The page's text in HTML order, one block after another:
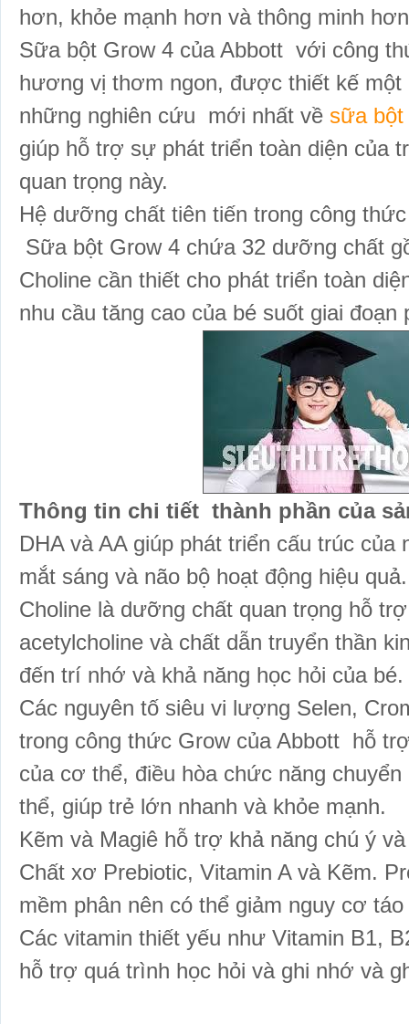
hơn, khỏe mạnh hơn và thông minh
Sữa bột Grow 4 của Abbott với công
hương vị thơm ngon, được thiết kế một
những nghiên cứu mới nhất về sữa bột
giúp hỗ trợ sự phát triển toàn diện của
quan trọng này.
Hệ dưỡng chất tiên tiến trong công
Sữa bột Grow 4 chứa 32 dưỡng chất
Choline cần thiết cho phát triển toàn
nhu cầu tăng cao của bé suốt giai đoạn
Thông tin chi tiết thành phần của
DHA và AA giúp phát triển cấu trúc của
mắt sáng và não bộ hoạt động hiệu quả.
Choline là dưỡng chất quan trọng hỗ
acetylcholine và chất dẫn truyển thần
đến trí nhớ và khả năng học hỏi của bé.
Các nguyên tố siêu vi lượng Selen,
trong công thức Grow của Abbott hỗ
của cơ thể, điều hòa chức năng
thể, giúp trẻ lớn nhanh và khỏe mạnh.
Kẽm và Magiê hỗ trợ khả năng chú ý
Chất xơ Prebiotic, Vitamin A và Kẽm.
mềm phân nên có thể giảm nguy cơ táo
Các vitamin thiết yếu như Vitamin B1,
hỗ trợ quá trình học hỏi và ghi nhớ và